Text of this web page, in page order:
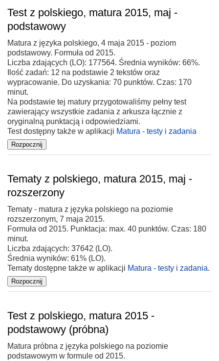
Test z polskiego, matura 2015, maj -
podstawowy
Matura z języka polskiego, 4 maja 2015 - poziom
podstawowy. Formuła od 2015.
Liczba zdających (LO): 177564. Średnia wyników: 66%.
Ilość zadań: 12 na podstawie 2 tekstów oraz
wypracowanie. Do uzyskania: 70 punktów. Czas: 170
minut.
Na podstawie tej matury przygotowaliśmy pełny test
zawierający wszystkie zadania z arkusza łącznie z
oryginalną punktacją i odpowiedziami.
Test dostępny także w aplikacji Matura - testy i zadania
Tematy z polskiego, matura 2015, maj -
rozszerzony
Tematy - matura z języka polskiego na poziomie
rozszerzonym, 7 maja 2015.
Formuła od 2015. Punktacja: max. 40 punktów. Czas: 180
minut.
Liczba zdających: 37642 (LO).
Średnia wyników: 61% (LO).
Tematy dostępne także w aplikacji Matura - testy i zadania.
Test z polskiego, matura 2015 -
podstawowy (próbna)
Matura próbna z języka polskiego na poziomie
podstawowym w formule od 2015.